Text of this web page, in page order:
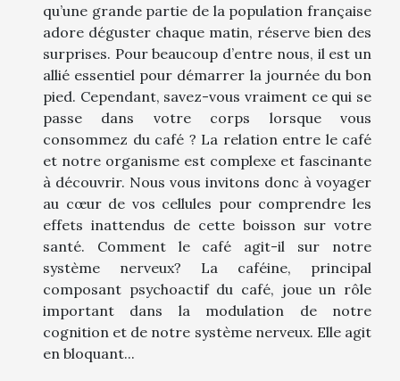
qu’une grande partie de la population française
adore déguster chaque matin, réserve bien des
surprises. Pour beaucoup d’entre nous, il est un
allié essentiel pour démarrer la journée du bon
pied. Cependant, savez-vous vraiment ce qui se
passe dans votre corps lorsque vous
consommez du café ? La relation entre le café
et notre organisme est complexe et fascinante
à découvrir. Nous vous invitons donc à voyager
au cœur de vos cellules pour comprendre les
effets inattendus de cette boisson sur votre
santé. Comment le café agit-il sur notre
système nerveux? La caféine, principal
composant psychoactif du café, joue un rôle
important dans la modulation de notre
cognition et de notre système nerveux. Elle agit
en bloquant...